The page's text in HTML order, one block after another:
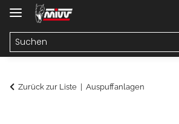
Zurück zur Liste Auspuffanlagen